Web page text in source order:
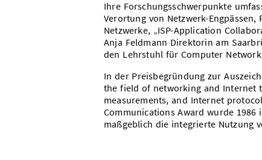
Ihre Forschungsschwerpunkte
Verortung von Netzwerk-
Netzwerke, „ISP-Application
Anja Feldmann Direktorin am
den Lehrstuhl für Computer
In der Preisbegründung zur
the field of networking and Internet
measurements, and Internet
Communications Award wurde
maßgeblich die integrierte Nutzung